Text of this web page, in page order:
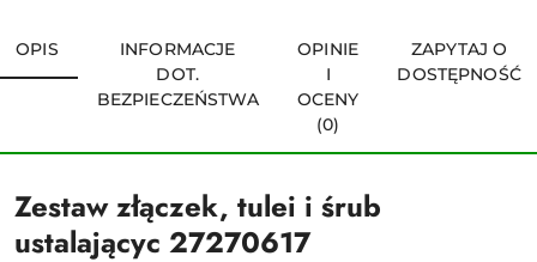
OPIS
INFORMACJE
DOT.
BEZPIECZEŃSTWA
OPINIE
I
OCENY
(0)
ZAPYTAJ O
DOSTĘPNOŚĆ
Zestaw złączek, tulei i śrub
ustalającyc 27270617